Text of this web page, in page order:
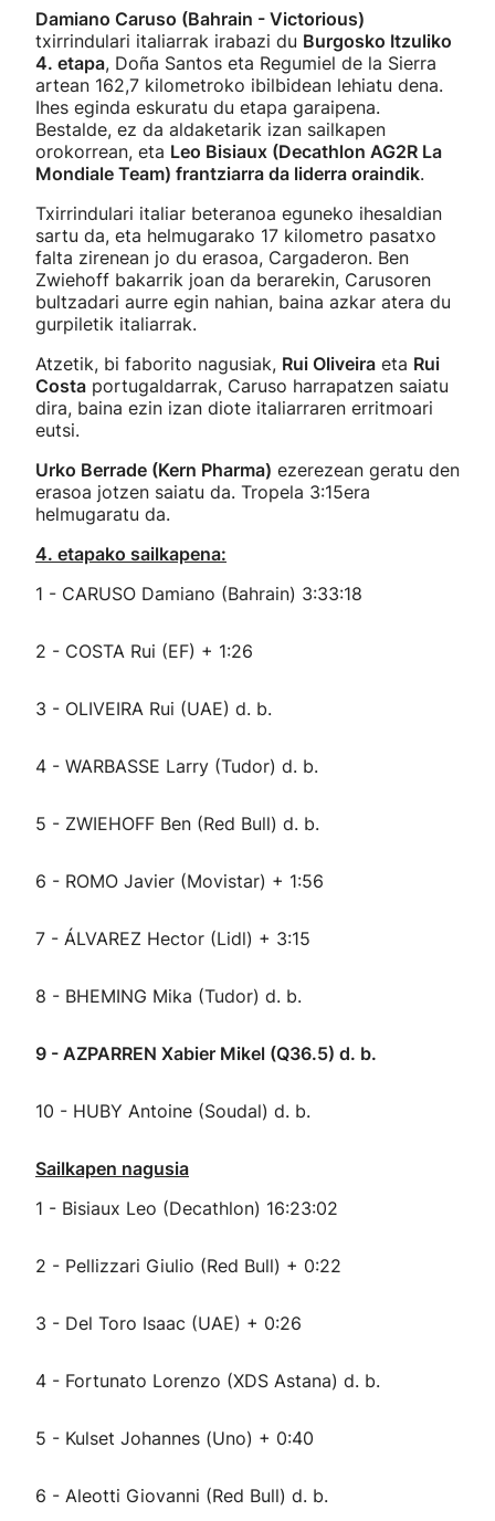
Damiano Caruso (Bahrain - Victorious)
txirrindulari italiarrak irabazi du Burgosko Itzuliko
4. etapa, Doña Santos eta Regumiel de la Sierra
artean 162,7 kilometroko ibilbidean lehiatu dena.
Ihes eginda eskuratu du etapa garaipena.
Bestalde, ez da aldaketarik izan sailkapen
orokorrean, eta Leo Bisiaux (Decathlon AG2R La
Mondiale Team) frantziarra da liderra oraindik.
Txirrindulari italiar beteranoa eguneko ihesaldian
sartu da, eta helmugarako 17 kilometro pasatxo
falta zirenean jo du erasoa, Cargaderon. Ben
Zwiehoff bakarrik joan da berarekin, Carusoren
bultzadari aurre egin nahian, baina azkar atera du
gurpiletik italiarrak.
Atzetik, bi faborito nagusiak, Rui Oliveira eta Rui
Costa portugaldarrak, Caruso harrapatzen saiatu
dira, baina ezin izan diote italiarraren erritmoari
eutsi.
Urko Berrade (Kern Pharma) ezerezean geratu den
erasoa jotzen saiatu da. Tropela 3:15era
helmugaratu da.
4. etapako sailkapena:
1 - CARUSO Damiano (Bahrain) 3:33:18
2 - COSTA Rui (EF) + 1:26
3 - OLIVEIRA Rui (UAE) d. b.
4 - WARBASSE Larry (Tudor) d. b.
5 - ZWIEHOFF Ben (Red Bull) d. b.
6 - ROMO Javier (Movistar) + 1:56
7 - ÁLVAREZ Hector (Lidl) + 3:15
8 - BHEMING Mika (Tudor) d. b.
9 - AZPARREN Xabier Mikel (Q36.5) d. b.
10 - HUBY Antoine (Soudal) d. b.
Sailkapen nagusia
1 - Bisiaux Leo (Decathlon) 16:23:02
2 - Pellizzari Giulio (Red Bull) + 0:22
3 - Del Toro Isaac (UAE) + 0:26
4 - Fortunato Lorenzo (XDS Astana) d. b.
5 - Kulset Johannes (Uno) + 0:40
6 - Aleotti Giovanni (Red Bull) d. b.